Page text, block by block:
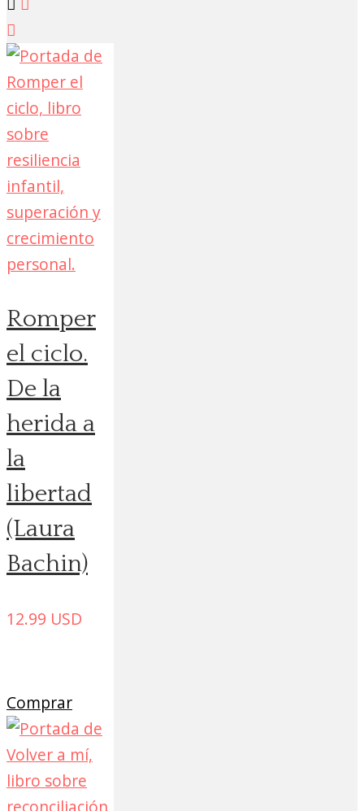
Romper
el ciclo.
De la
herida a
la
libertad
(Laura
Bachin)
12.99 USD
Comprar